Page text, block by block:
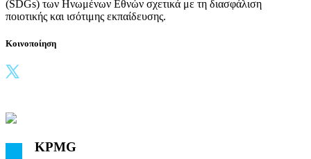
(SDGs) των Ηνωμένων Εθνών σχετικά με τη διασφάλιση
ποιοτικής και ισότιμης εκπαίδευσης.
Κοινοποίηση
KPMG